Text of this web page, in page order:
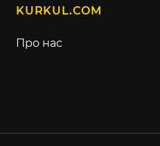
KURKUL.COM
Про нас